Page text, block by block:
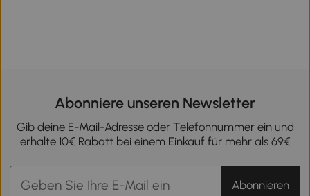
Abonniere unseren Newsletter
Gib deine E-Mail-Adresse oder Telefonnummer ein und
erhalte 10€ Rabatt bei einem Einkauf für mehr als 69€
Abonnieren